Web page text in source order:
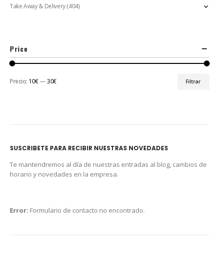
Take Away & Delivery(404)
Price
Filtrar
Precio: 10€ —30€
SUSCRIBETE PARA RECIBIR NUESTRAS NOVEDADES
Te mantendremos al día de nuestras entradas al blog, cambios de
horario y novedades en la empresa.
Error: Formulario de contacto no encontrado.